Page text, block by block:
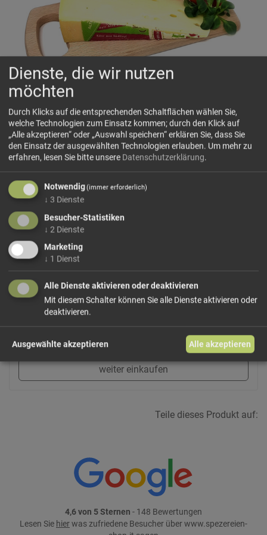
Schnittkäse 'Pustertaler'
Senni-Bruneck
Dieses Urgestein des Käsesortiments ist schon seit 1974
auf dem Markt und überzeugt seitdem durch seine
geschmeidige, elegante Konsistenz und durch den
angenehm mild-aromatischen Geschmack.
bis leicht rötliche Rinde und sein gelblich-weißer Teig mit
erbsengroßen Löchern.
Eigenschaften: Würzig und aromatisch, Laktosefrei,
Glutenfrei, Rinde...
mehr Infos +
19,83 €/kg
Größe: ca. 300 g
In den Warenkorb
weiter einkaufen
Teile dieses Produkt auf:
4,6 von 5 Sternen - 148 Bewertungen
Lesen Sie hierwas zufriedene Besucher über www.spezereien-
Dienste, die wir nutzen
möchten
Durch Klicks auf die entsprechenden Schaltflächen wählen Sie,
welche Technologien zum Einsatz kommen; durch den Klick auf
„Alle akzeptieren“ oder „Auswahl speichern“ erklären Sie, dass Sie
den Einsatz der ausgewählten Technologien erlauben. Um mehr zu
erfahren, lesen Sie bitte unsere Datenschutzerklärung.
Notwendig(immer erforderlich)
↓ 3 Dienste
Besucher-Statistiken
↓ 2 Dienste
Marketing
↓ 1 Dienst
Alle Dienste aktivieren oder deaktivieren
Mit diesem Schalter können Sie alle Dienste aktivieren oder
deaktivieren.
Ausgewählte akzeptieren Alle akzeptieren